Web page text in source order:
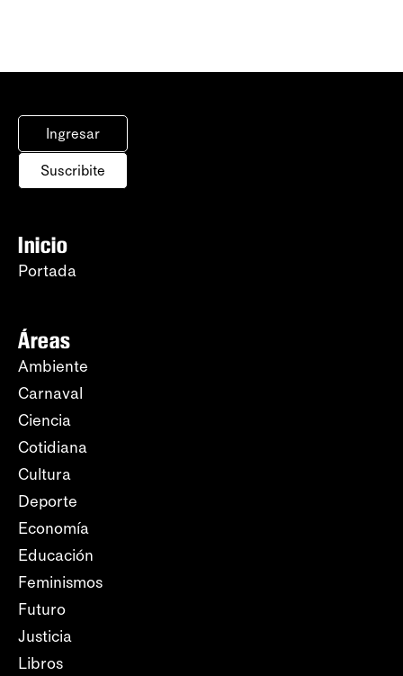
Ingresar
Suscribite
Inicio
Portada
Áreas
Ambiente
Carnaval
Ciencia
Cotidiana
Cultura
Deporte
Economía
Educación
Feminismos
Futuro
Justicia
Libros